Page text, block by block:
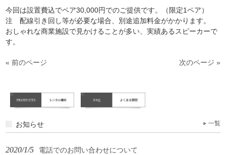
今回は設置費込でペア30,000円でのご提供です。（限定1ペア）
注 配線引き回し等が必要な場合、別途追加料金がかかります。
おしゃれな商業施設で見かけることが多い、実績あるスピーカーで
す。
« 前のページ 次のページ »
お知らせ 一覧
2020/1/5 電話でのお問い合わせについて